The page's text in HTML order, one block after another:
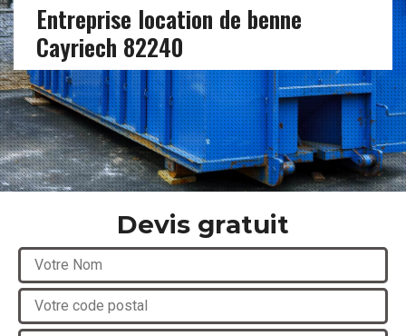
Entreprise location de benne
Cayriech 82240
Devis gratuit